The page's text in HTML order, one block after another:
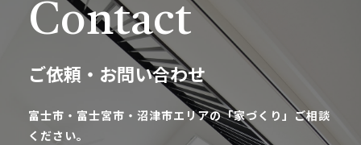
Contact
ご依頼・お問い合わせ
富士市・富士宮市・沼津市エリアの「家づくり」ご相談
ください。